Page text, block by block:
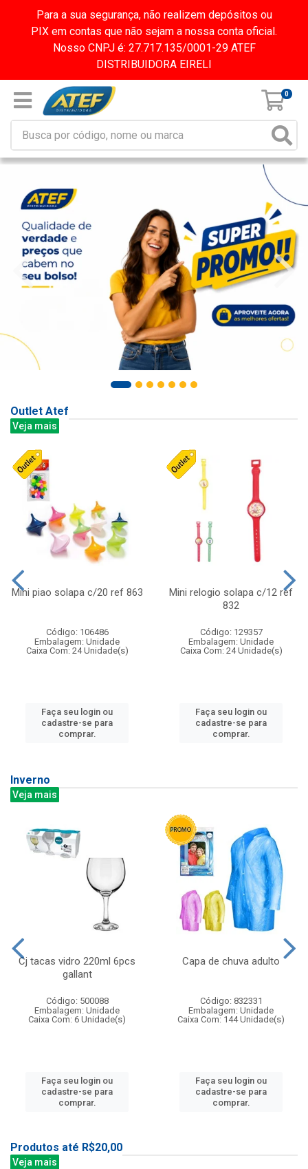
Para a sua segurança, não realizem depósitos ou
PIX em contas que não sejam a nossa conta oficial.
Nosso CNPJ é: 27.717.135/0001-29 ATEF
DISTRIBUIDORA EIRELI
0
Outlet Atef
Veja mais
Mini piao solapa c/20 ref 863
Código: 106486
Embalagem: Unidade
Caixa Com: 24 Unidade(s)
Faça seu login ou
cadastre-se para
comprar.
Mini relogio solapa c/12 ref
832
Código: 129357
Embalagem: Unidade
Caixa Com: 24 Unidade(s)
Faça seu login ou
cadastre-se para
comprar.
Inverno
Veja mais
Cj tacas vidro 220ml 6pcs
gallant
Código: 500088
Embalagem: Unidade
Caixa Com: 6 Unidade(s)
Faça seu login ou
cadastre-se para
comprar.
Capa de chuva adulto
Código: 832331
Embalagem: Unidade
Caixa Com: 144 Unidade(s)
Faça seu login ou
cadastre-se para
comprar.
Produtos até R$20,00
Veja mais